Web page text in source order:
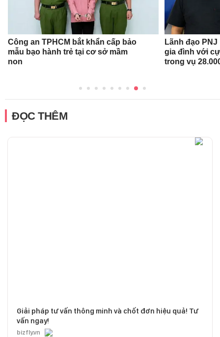
Công an TPHCM bắt khẩn cấp bảo
mẫu bạo hành trẻ tại cơ sở mầm
non
Lãnh đạo
gia đình với
trong vụ
ĐỌC THÊM
Giải pháp tư vấn thông minh và chốt đơn hiệu quả! Tư
vấn ngay!
bizfly.vn